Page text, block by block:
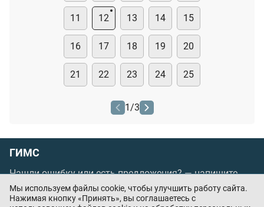
11 12 13 14 15
16 17 18 19 20
21 22 23 24 25
1/3
ГИМС
Нашли ошибку или есть предложения? —напишите
нам
Порядок проведения оплаты по банковским
Мы используем файлы cookie, чтобы улучшить работу сайта.
Нажимая кнопку «Принять», вы соглашаетесь с